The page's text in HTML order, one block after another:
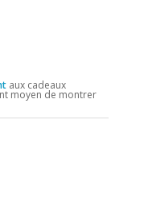
aux cadeaux
moyen de montrer